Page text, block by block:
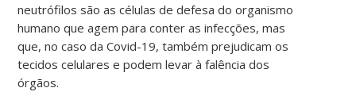
neutrófilos são as células de defesa do organismo
humano que agem para conter as infecções, mas
que, no caso da Covid-19, também prejudicam os
tecidos celulares e podem levar à falência dos
órgãos.